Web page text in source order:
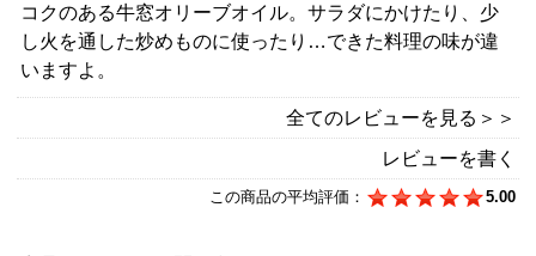
コクのある牛窓オリーブオイル。サラダにかけたり、少
し火を通した炒めものに使ったり…できた料理の味が違
いますよ。
全てのレビューを見る＞＞
レビューを書く
この商品の平均評価： 5.00